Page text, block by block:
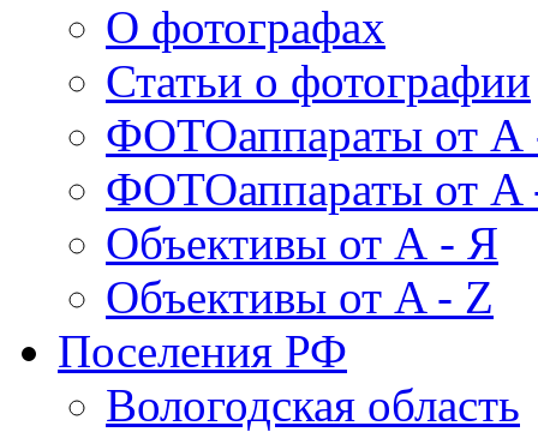
О фотографах
Статьи о фотографии
ФОТОаппараты от А
ФОТОаппараты от A
Объективы от А - Я
Объективы от A - Z
Поселения РФ
Вологодская область